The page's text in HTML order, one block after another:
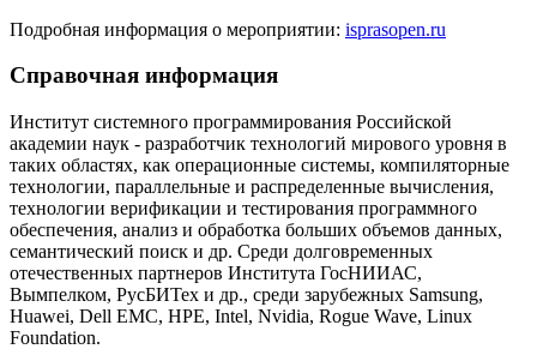
Подробная информация о мероприятии: isprasopen.ru
Справочная информация
Институт системного программирования Российской
академии наук - разработчик технологий мирового уровня в
таких областях, как операционные системы, компиляторные
технологии, параллельные и распределенные вычисления,
технологии верификации и тестирования программного
обеспечения, анализ и обработка больших объемов данных,
семантический поиск и др. Среди долговременных
отечественных партнеров Института ГосНИИАС,
Вымпелком, РусБИТех и др., среди зарубежных Samsung,
Huawei, Dell EMC, HPE, Intel, Nvidia, Rogue Wave, Linux
Foundation.